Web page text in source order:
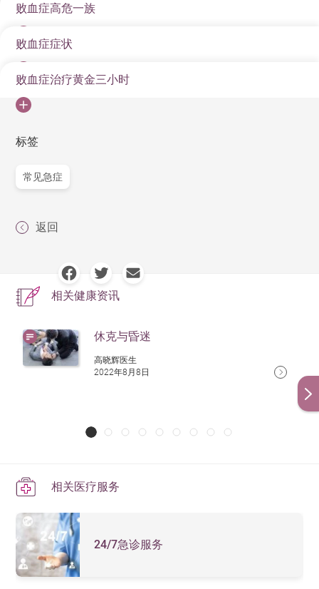
败血症高危一族
65岁或以上的成年人、1岁以下儿童
免疫力弱人士
败血症症状
发烧
呼吸急促
皮肤出现红色斑块
败血症治疗黄金三小时
急诊中心医生会
维持维生指数（体温、血压、心跳速率、呼吸速率
透过血液、小便或痰液样本，侦查感染源头，并“对症
注射施药
如病人有盲肠炎、胆炎或胆管炎等，立即转介进行手
如肾脏受感染，需要透过血液透析（俗称洗肾）维持
肾功能
标签
常见急症
返回
相关健康资讯
休克与昏迷
高晓辉医生
2022年8月8日
相关医疗服务
24/7急诊服务